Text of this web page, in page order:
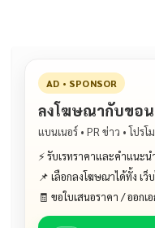
AD • SPONSOR
ลงโฆษณากับขอ
แบนเนอร์ • PR ข่าว • โปรโ
⚡ รับเรทราคาและคำแนะ
📌 เลือกลงโฆษณาได้ทั้ง เ
🧾 ขอใบเสนอราคา / ออกเ